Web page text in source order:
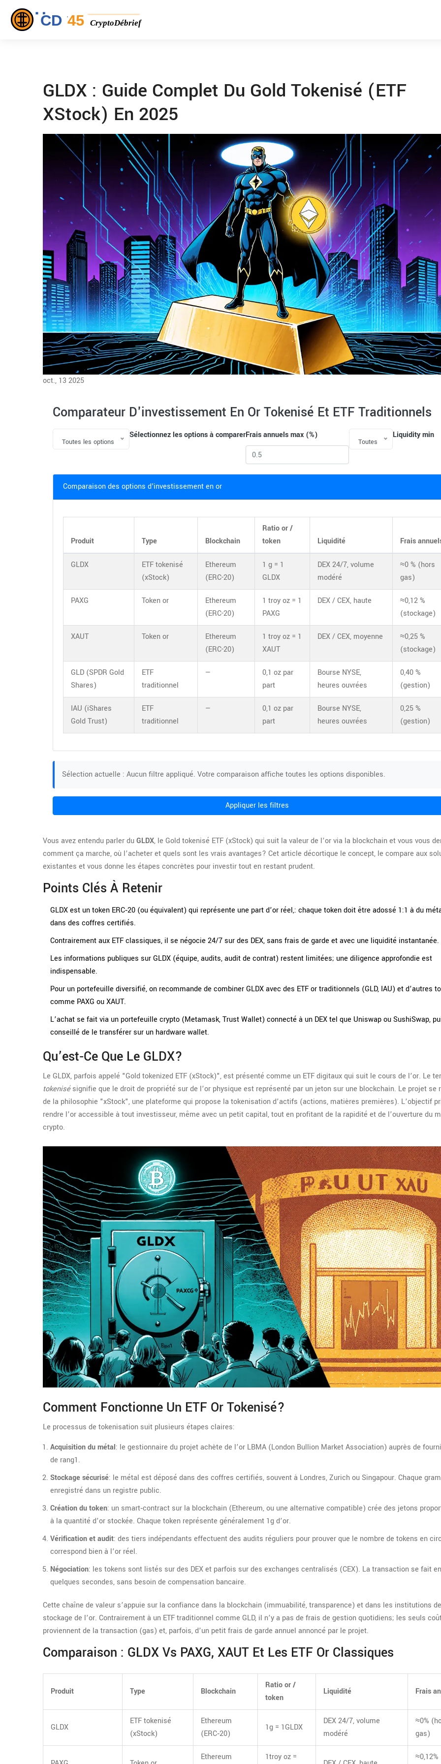
GLDX : Guide Complet Du Gold Tokenisé (ETF
XStock) En 2025
oct., 13 2025
Comparateur D'investissement En Or Tokenisé Et ETF Traditionnels
Sélectionnez les options à comparer
Toutes les options
Frais annuels max (%) Liquidity min
Toutes
Comparaison des options d'investissement en or
Produit Type Blockchain
Ratio or /
token
Liquidité Frais
GLDX
ETF tokenisé
(xStock)
Ethereum
(ERC-20)
1 g = 1
GLDX
DEX 24/7, volume
modéré
≈0 % (hors
gas)
PAXG Token or
Ethereum
(ERC-20)
1 troy oz = 1
PAXG
DEX / CEX, haute
≈0,12 %
(stockage)
XAUT Token or
Ethereum
(ERC-20)
1 troy oz = 1
XAUT
DEX / CEX, moyenne
≈0,25 %
(stockage)
GLD (SPDR Gold
Shares)
ETF
traditionnel
—
0,1 oz par
part
Bourse NYSE,
heures ouvrées
0,40 %
(gestion)
IAU (iShares
Gold Trust)
ETF
traditionnel
—
0,1 oz par
part
Bourse NYSE,
heures ouvrées
0,25 %
(gestion)
Sélection actuelle : Aucun filtre appliqué. Votre comparaison affiche toutes les options disponibles.
Appliquer les filtres
Vous avez entendu parler duGLDX, le Gold tokenisé ETF (xStock) qui suit la valeur de l’or via la blockchainet vous vous
comment ça marche, où l’acheter et quels sont les vrais avantages? Cet article décortique le concept, le compare aux
existantes et vous donne les étapes concrètes pour investir tout en restant prudent.
Points Clés À Retenir
GLDX est un token ERC‑20 (ou équivalent) qui représente une part d’or réel,: chaque token doit être adossé 1:1 à du
dans des coffres certifiés.
Contrairement aux ETF classiques, il se négocie 24/7 sur des DEX, sans frais de garde et avec une liquidité instantanée.
Les informations publiques sur GLDX (équipe, audits, audit de contrat) restent limitées; une diligence approfondie est
indispensable.
Pour un portefeuille diversifié, on recommande de combiner GLDX avec des ETF or traditionnels (GLD, IAU) et d’autres
comme PAXG ou XAUT.
L’achat se fait via un portefeuille crypto (Metamask, Trust Wallet) connecté à un DEX tel que Uniswap ou SushiSwap,
conseillé de le transférer sur un hardware wallet.
Qu’est‑ce Que Le GLDX?
Le GLDX, parfois appelé "Gold tokenized ETF (xStock)", est présenté comme un ETFdigitaux qui suit le cours de l’or. Le
tokenisésignifie que le droit de propriété sur de l’or physique est représenté par un jeton sur une blockchain. Le projet se
de la philosophie "xStock", une plateforme qui propose la tokenisation d’actifs (actions, matières premières). L’objectif
rendre l’or accessible à tout investisseur, même avec un petit capital, tout en profitant de la rapidité et de l’ouverture du
crypto.
Comment Fonctionne Un ETF Or Tokenisé?
Le processus de tokenisation suit plusieurs étapes claires:
Acquisition du métal: le gestionnaire du projet achète de l’or LBMA (London Bullion Market Association) auprès de
de rang1.
Stockage sécurisé: le métal est déposé dans des coffres certifiés, souvent à Londres, Zurich ou Singapour. Chaque
enregistré dans un registre public.
Création du token: un smart‑contract sur la blockchain (Ethereum, ou une alternative compatible) crée des jetons
à la quantité d’or stockée. Chaque token représente généralement 1g d’or.
Vérification et audit: des tiers indépendants effectuent des audits réguliers pour prouver que le nombre de tokens en
correspond bien à l’or réel.
Négociation: les tokens sont listés sur des DEX et parfois sur des exchanges centralisés (CEX). La transaction se fait en
quelques secondes, sans besoin de compensation bancaire.
Cette chaîne de valeur s’appuie sur la confiance dans la blockchain (immuabilité, transparence) et dans les institutions de
stockage de l’or. Contrairement à un ETF traditionnel comme GLD, il n’y a pas de frais de gestion quotidiens; les seuls
proviennent de la transaction (gas) et, parfois, d’un petit frais de garde annuel annoncé par le projet.
Comparaison : GLDX Vs PAXG, XAUT Et Les ETF Or Classiques
Produit Type Blockchain
Ratio or /
token
Liquidité Frais
GLDX
ETF tokenisé
(xStock)
Ethereum
(ERC‑20)
1g = 1GLDX
DEX 24/7, volume
modéré
≈0%
gas)
Ethereum 1troy oz = ≈0,12%